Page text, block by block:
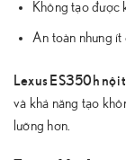
Không tạo được
An toàn nhưng ít
Lexus ES350h nội
và khả năng tạo
lưỡng hơn.